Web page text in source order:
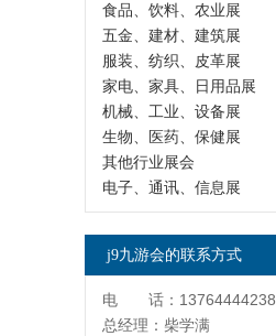
食品、饮料、农业展
五金、建材、建筑展
服装、纺织、皮革展
家电、家具、日用品展
机械、工业、设备展
生物、医药、保健展
其他行业展会
电子、通讯、信息展
j9九游会的联系方式
电 话：13764444238
总经理：柴学满